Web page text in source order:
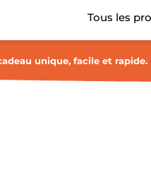
Tous les
unique, facile et rapide.